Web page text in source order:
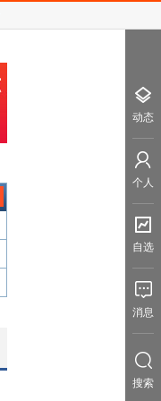
动态
个人
自选
消息
搜索